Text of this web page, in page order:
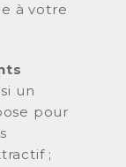
à votre
un
pour
;